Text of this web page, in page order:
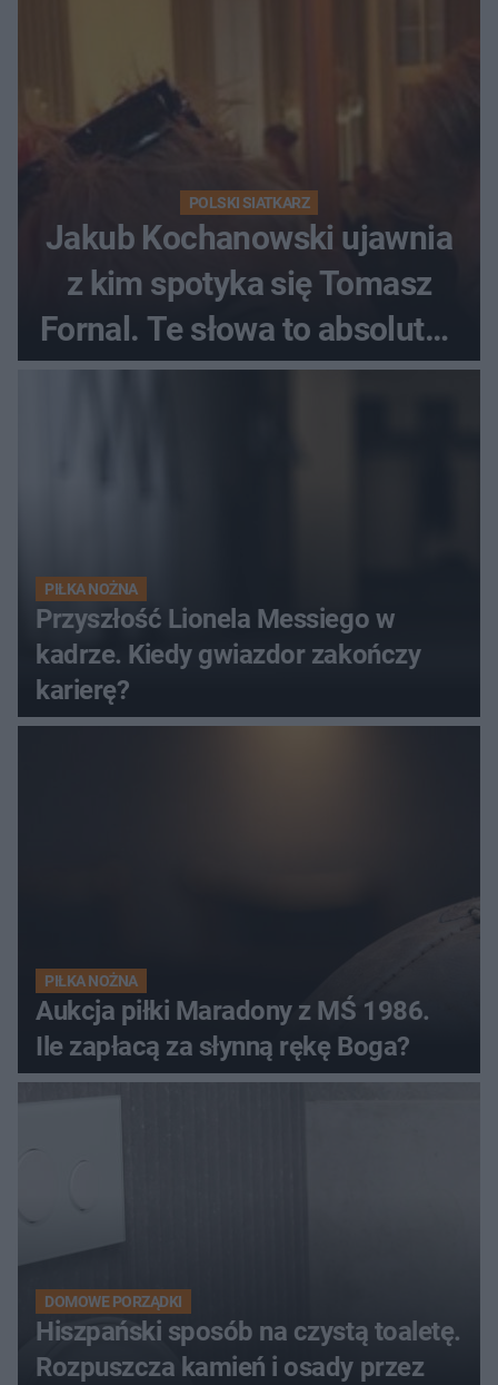
POLSKI SIATKARZ
Jakub Kochanowski ujawnia
z kim spotyka się Tomasz
Fornal. Te słowa to absolutny
hit
PIŁKA NOŻNA
Przyszłość Lionela Messiego w
kadrze. Kiedy gwiazdor zakończy
karierę?
PIŁKA NOŻNA
Aukcja piłki Maradony z MŚ 1986.
Ile zapłacą za słynną rękę Boga?
DOMOWE PORZĄDKI
Hiszpański sposób na czystą toaletę.
Rozpuszcza kamień i osady przez